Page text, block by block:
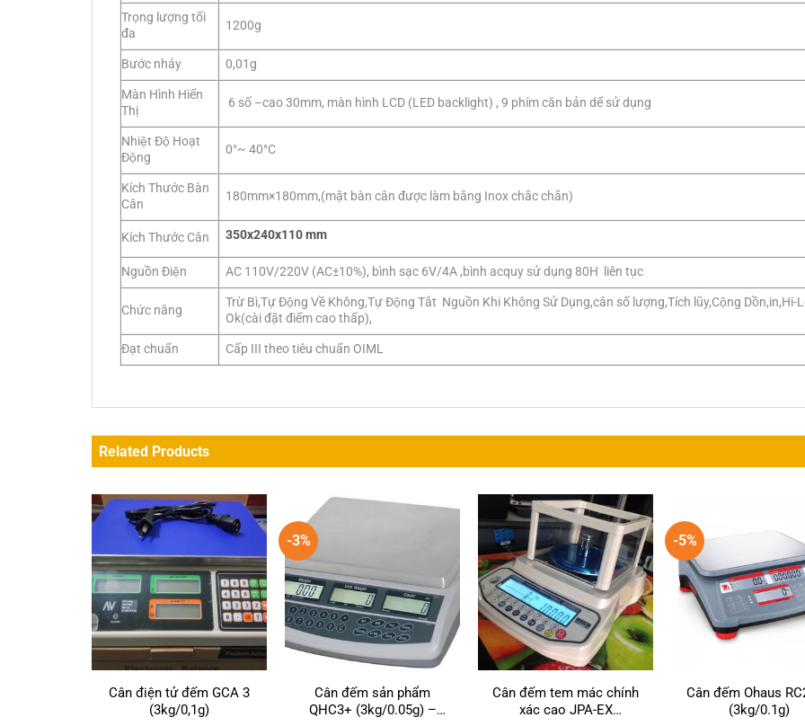
Trọng lượng tối
đa
1200g
Bước nhảy
0,01g
Màn Hình Hiển
Thị
6 số –cao 30mm, màn hình LCD (LED backlight) , 9 phím căn bản dể sử dụng
Nhiệt Độ Hoạt
Động
0°~ 40°C
Kích Thước Bàn
Cân
180mm×180mm,(mặt bàn cân được làm bằng Inox chắc chắn)
Kích Thước Cân 350x240x110 mm
Nguồn Điện AC 110V/220V (AC±10%), bình sạc 6V/4A ,bình acquy sử dụng 80H liên tục
Chức năng
Trừ Bì,Tự Động Về Không,Tự Động Tắt Nguồn Khi Không Sử Dụng,cân số lượng,Tích lũy,Cộng Dồn,in,Hi-
Ok(cài đặt điểm cao thấp),
Đạt chuẩn
Cấp III theo tiêu chuẩn OIML
Related Products
Cân điện tử đếm GCA 3
(3kg/0,1g)
-3%
Cân đếm sản phẩm
QHC3+ (3kg/0.05g) –
Cân đếm tem mác chính
xác cao JPA-EX
-5%
Cân đếm Ohaus
(3kg/0.1g)